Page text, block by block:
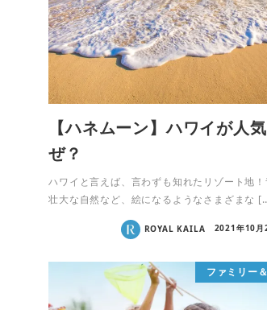
【ハネムーン】ハワイが人
ぜ？
ハワイと言えば、言わずも知れたリゾート地！
壮大な自然など、絵になるようなさまざまな
ROYAL KAILA 2021年10月
ファミリー